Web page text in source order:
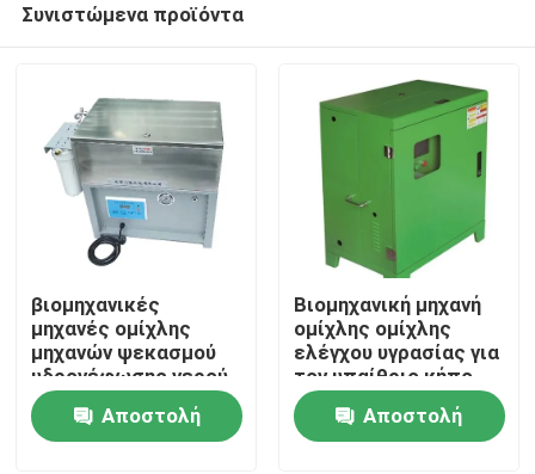
Σπίτι
Προϊόντα
Συνιστώμενα προϊόντα
βιομηχανικές
μηχανές ομίχλης
μηχανών ψεκασμού
υδρονέφωσης νερού
70bar 12L/Min για το
απολυμαντικό
Αποστολή
Βιομηχανική μηχανή
ομίχλης ομίχλης
ελέγχου υγρασίας για
τον υπαίθριο κήπο
τοπίων
Αποστολή